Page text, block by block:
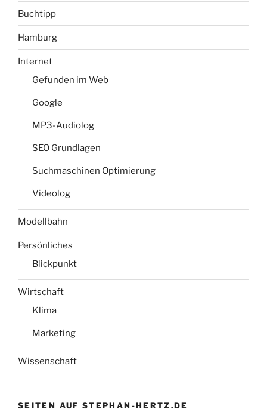
Buchtipp
Hamburg
Internet
Gefunden im Web
Google
MP3-Audiolog
SEO Grundlagen
Suchmaschinen Optimierung
Videolog
Modellbahn
Persönliches
Blickpunkt
Wirtschaft
Klima
Marketing
Wissenschaft
SEITEN AUF STEPHAN-HERTZ.DE